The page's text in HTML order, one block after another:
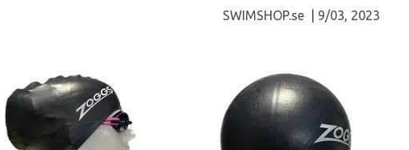
SWIMSHOP.se 9/03, 2023